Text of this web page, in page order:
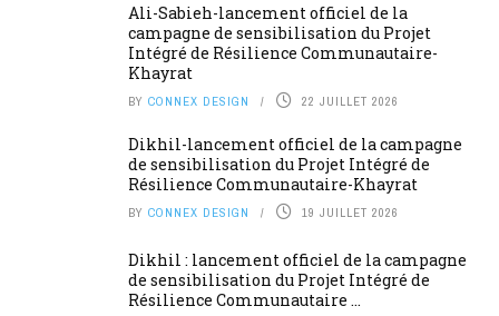
Ali-Sabieh-lancement officiel de la
campagne de sensibilisation du Projet
Intégré de Résilience Communautaire-
Khayrat
BY CONNEX DESIGN 22 JUILLET 2026
Dikhil-lancement officiel de la campagne
de sensibilisation du Projet Intégré de
Résilience Communautaire-Khayrat
BY CONNEX DESIGN 19 JUILLET 2026
Dikhil : lancement officiel de la campagne
de sensibilisation du Projet Intégré de
Résilience Communautaire ...